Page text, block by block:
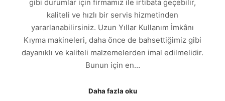
gibi durumlar için firmamız ile irtibata geçebilir,
kaliteli ve hızlı bir servis hizmetinden
yararlanabilirsiniz. Uzun Yıllar Kullanım İmkânı
Kıyma makineleri, daha önce de bahsettiğimiz gibi
dayanıklı ve kaliteli malzemelerden imal edilmelidir.
Bunun için en…
Daha fazla oku